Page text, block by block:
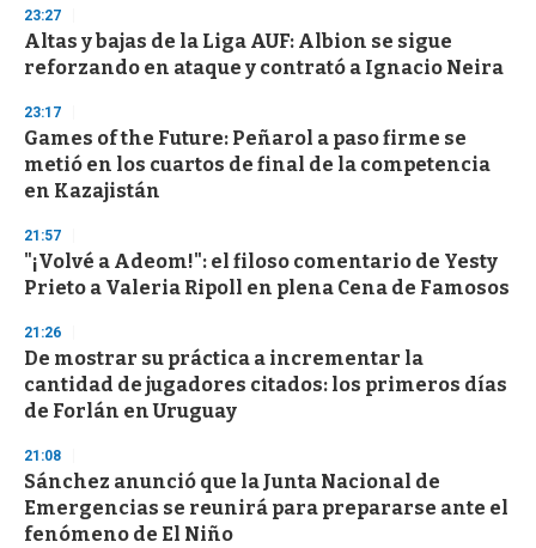
d
s
23:27
Altas y bajas de la Liga AUF: Albion se sigue
reforzando en ataque y contrató a Ignacio Neira
23:17
Games of the Future: Peñarol a paso firme se
metió en los cuartos de final de la competencia
en Kazajistán
21:57
"¡Volvé a Adeom!": el filoso comentario de Yesty
Prieto a Valeria Ripoll en plena Cena de Famosos
21:26
De mostrar su práctica a incrementar la
cantidad de jugadores citados: los primeros días
de Forlán en Uruguay
21:08
Sánchez anunció que la Junta Nacional de
Emergencias se reunirá para prepararse ante el
fenómeno de El Niño